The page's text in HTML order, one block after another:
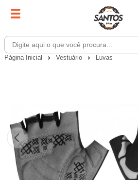
Página Inicial Vestuário Luvas